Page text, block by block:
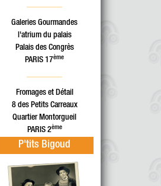
Galeries Gourmandes
l'atrium du palais
Palais des Congrès
PARIS 17ème
Fromages et Détail
8 des Petits Carreaux
Quartier Montorgueil
PARIS 2ème
P'tits Bigoud